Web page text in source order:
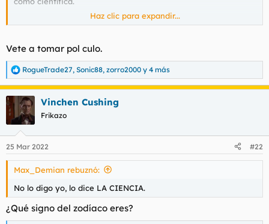
Claro, luego nos olvidamos que la ciencia está sujeta a
que cuando la psiquiatría aliada con la psicología cognitivo
conductual atiborra a pirulas al paciente hasta dejarlo medio
tonto y luego el eminente doctor rellena la casilla '¿Cómo ves
al paciente? a) peor b) normal c) un poco mejor d) mucho
mejor' está haciendo ciencia dura y todo eso es muy serio y
tal.
Haz clic para expandir...
Vete a tomar pol culo.
R
e
a
c
c
i
e
s
RogueTrade27, Sonic88, zorro2000 y 4 más
Vinchen Cushing
Frikazo
25 Mar 2022 #22
Max_Demian rebuznó:
No lo digo yo, lo dice LA CIENCIA.
¿Qué signo del zodíaco eres?